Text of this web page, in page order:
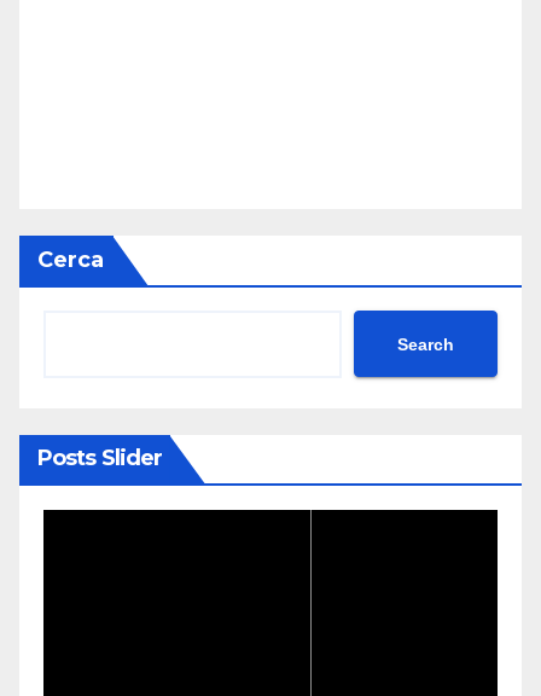
Cerca
Search
Posts Slider